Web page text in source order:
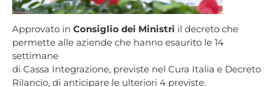
Approvato in Consiglio dei Ministri il decreto che
permette alle aziende che hanno esaurito le 14
settimane
di Cassa Integrazione, previste nel Cura Italia e Decreto
Rilancio, di anticipare le ulteriori 4 previste.